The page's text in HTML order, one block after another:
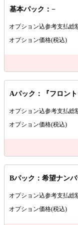
基本パック：−
オプション込参考支払総
オプション価格(税込)
Aパック：『フロン
オプション込参考支払総
オプション価格(税込)
Bパック：希望ナン
オプション込参考支払総
オプション価格(税込)